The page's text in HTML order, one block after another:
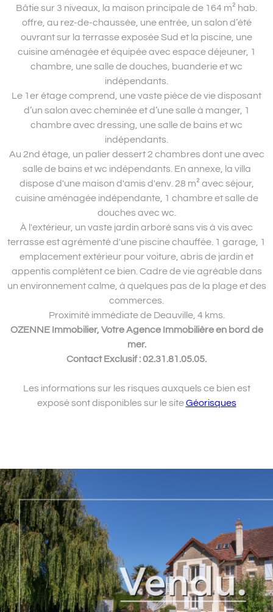
Bâtie sur 3 niveaux, la maison principale de 164 m² hab.
offre, au rez-de-chaussée, une entrée, un salon d’été
ouvrant sur la terrasse exposée Sud et la piscine, une
cuisine aménagée et équipée avec espace déjeuner, 1
chambre, une salle de douches, buanderie et wc
indépendants.
Le 1er étage comprend, une vaste pièce de vie disposant
d’un salon avec cheminée et d’une salle à manger, 1
chambre avec dressing, une salle de bains et wc
indépendants.
Au 2nd étage, un palier dessert 2 chambres dont une avec
salle de bains et wc indépendants. En annexe, la villa
dispose d'une maison d'amis d'env. 28 m² avec séjour,
cuisine aménagée indépendante, 1 chambre et salle de
douches avec wc.
À l'extérieur, un vaste jardin arboré sans vis à vis avec
terrasse est agrémenté d'une piscine chauffée. 1 garage, 1
emplacement extérieur pour voiture, abris de jardin et
appentis complètent ce bien. Cadre de vie agréable dans
un environnement calme, à quelques pas de la plage et des
commerces.
Proximité immédiate de Deauville, 4 kms.
OZENNE Immobilier, Votre Agence Immobilière en bord de
mer.
Contact Exclusif : 02.31.81.05.05.
Les informations sur les risques auxquels ce bien est
exposé sont disponibles sur le siteGéorisques